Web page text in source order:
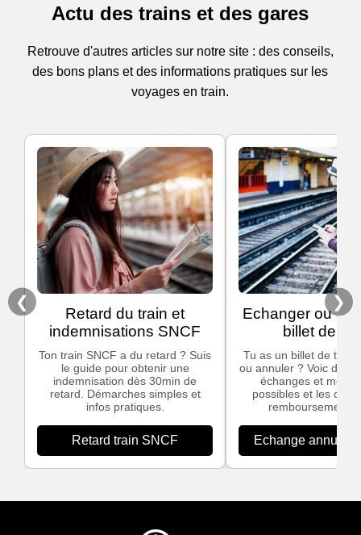
Actu des trains et des gares
Retrouve d'autres articles sur notre site : des conseils,
des bons plans et des informations pratiques sur les
voyages en train.
❮
Retard du train et
indemnisations SNCF
Ton train SNCF a du retard ? Suis
le guide pour obtenir une
indemnisation dès 30min de
retard. Démarches simples et
infos pratiques.
Retard train SNCF
Echanger ou
billet de
Tu as un billet de train
ou annuler ? Voic des
échanges et
possibles et les
remboursement
Echange
❯